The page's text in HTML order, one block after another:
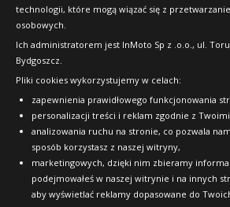
technologii, które mogą wiązać się z
osobowych.
Ich administratorem jest InMoto Sp z .o.o., ul.
Bydgoszcz.
Pliki cookies wykorzystujemy w celach:
zapewnienia prawidłowego funkcjonowania
personalizacji treści i reklam zgodnie z
analizowania ruchu na stronie, co pozwala
sposób korzystasz z naszej witryny,
marketingowych, dzięki nim zbieramy
podejmowałeś w naszej witrynie i na innych
aby wyświetlać reklamy dopasowane do
Raty
FAQ
OFICJALNY PARTNER